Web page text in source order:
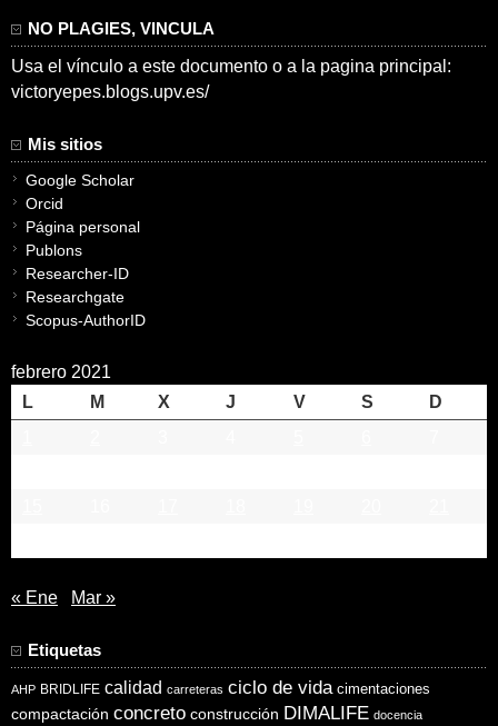
NO PLAGIES, VINCULA
Usa el vínculo a este documento o a la pagina principal:
victoryepes.blogs.upv.es/
Mis sitios
Google Scholar
Orcid
Página personal
Publons
Researcher-ID
Researchgate
Scopus-AuthorID
febrero 2021
L
M X J V S
D
« Ene Mar »
Etiquetas
AHP BRIDLIFE calidad carreteras ciclo de vida cimentaciones
compactación concreto construcción DIMALIFE docencia